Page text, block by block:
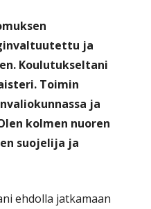
ja
Koulutukseltani
Toimin
ja
kolmen nuoren
suojelija ja
ehdolla jatkamaan